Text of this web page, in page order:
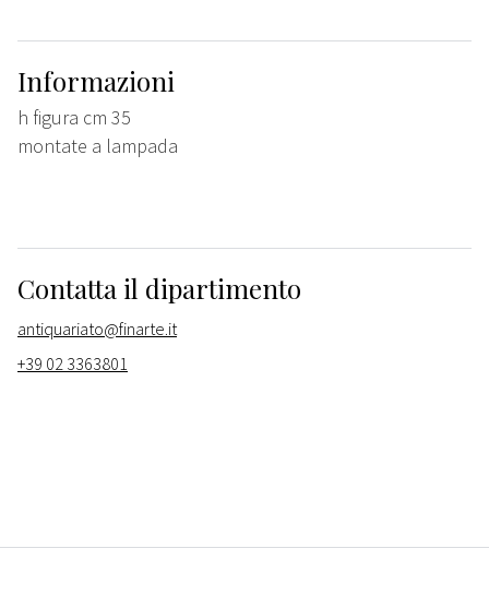
Informazioni
h figura cm 35
montate a lampada
Contatta il dipartimento
antiquariato@finarte.it
+39 02 3363801